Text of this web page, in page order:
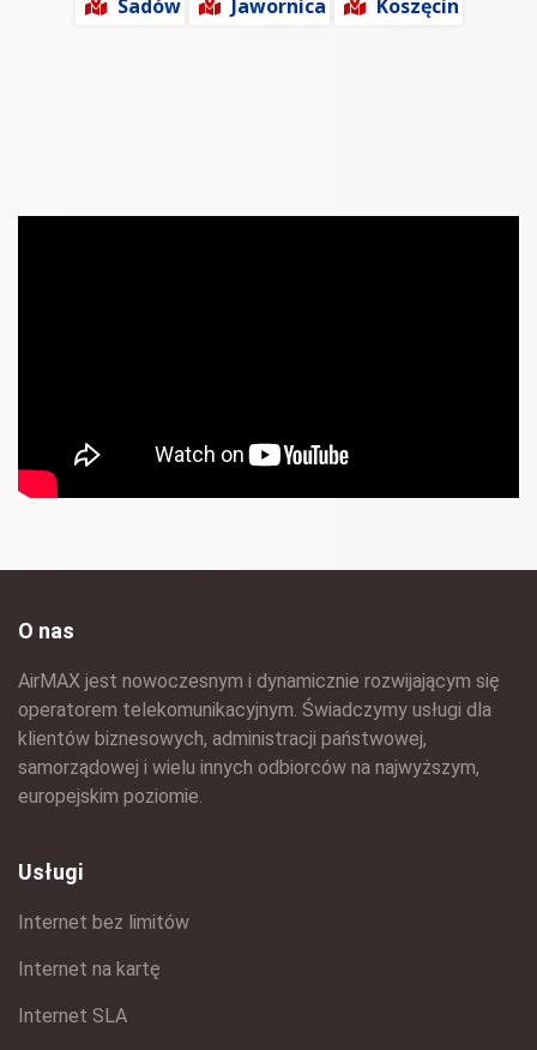
Sadów
Jawornica Koszęcin
O nas
AirMAX jest nowoczesnym i dynamicznie rozwijającym się
operatorem telekomunikacyjnym. Świadczymy usługi dla
klientów biznesowych, administracji państwowej,
samorządowej i wielu innych odbiorców na najwyższym,
europejskim poziomie.
Usługi
Internet bez limitów
Internet na kartę
Internet SLA